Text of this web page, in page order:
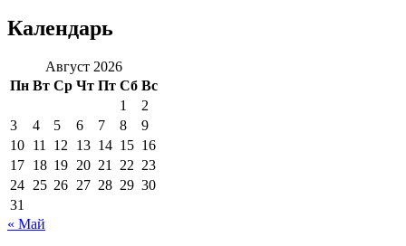
Календарь
Август 2026
Пн Вт Ср Чт Пт Сб Вс
1
2
3
4 5 6 7 8
9
10 11 12 13 14 15 16
17 18 19 20 21 22 23
24 25 26 27 28 29 30
31
« Май